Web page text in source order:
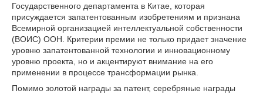
Государственного департамента в Китае, которая
присуждается запатентованным изобретениям и признана
Всемирной организацией интеллектуальной собственности
(ВОИС) ООН. Критерии премии не только придает значение
уровню запатентованной технологии и инновационному
уровню проекта, но и акцентируют внимание на его
применении в процессе трансформации рынка.
Помимо золотой награды за патент, серебряные награды